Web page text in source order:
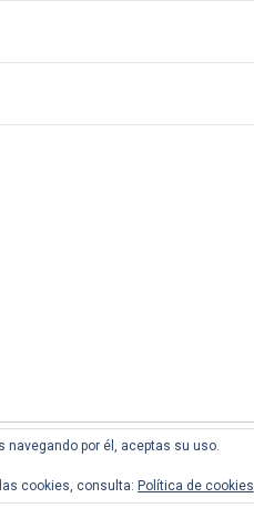
por él, aceptas su uso.
cookies, consulta: Política de cookies